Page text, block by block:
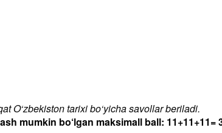
O‘zbekiston tarixi bo‘yicha savollar beriladi.
mumkin bo‘lgan maksimall ball: 11+11+11=